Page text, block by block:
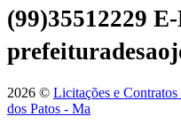
(99)35512229
2026 © Licitações e
dos Patos - Ma